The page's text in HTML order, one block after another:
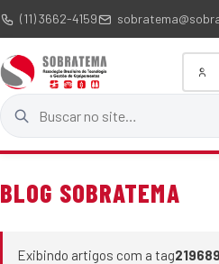
(11) 3662-4159
Buscar no site
BLOG SOBRATEMA
Exibindo artigos com a tag219689